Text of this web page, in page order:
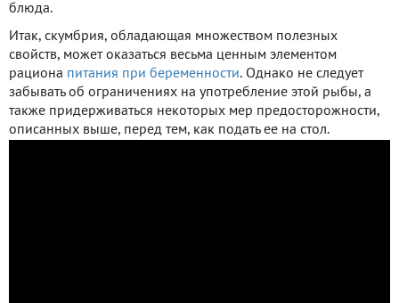
блюда.
Итак, скумбрия, обладающая множеством полезных
свойств, может оказаться весьма ценным элементом
рациона питания при беременности. Однако не следует
забывать об ограничениях на употребление этой рыбы, а
также придерживаться некоторых мер предосторожности,
описанных выше, перед тем, как подать ее на стол.